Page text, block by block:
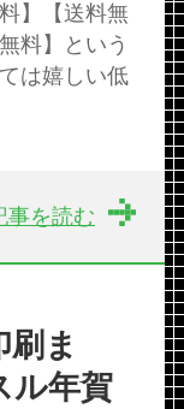
】【送料無
料】という
は嬉しい低
事を読む
刷ま
ル年賀